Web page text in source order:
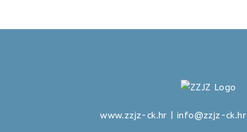
www.zzjz-ck.hr info@zzjz-ck.hr